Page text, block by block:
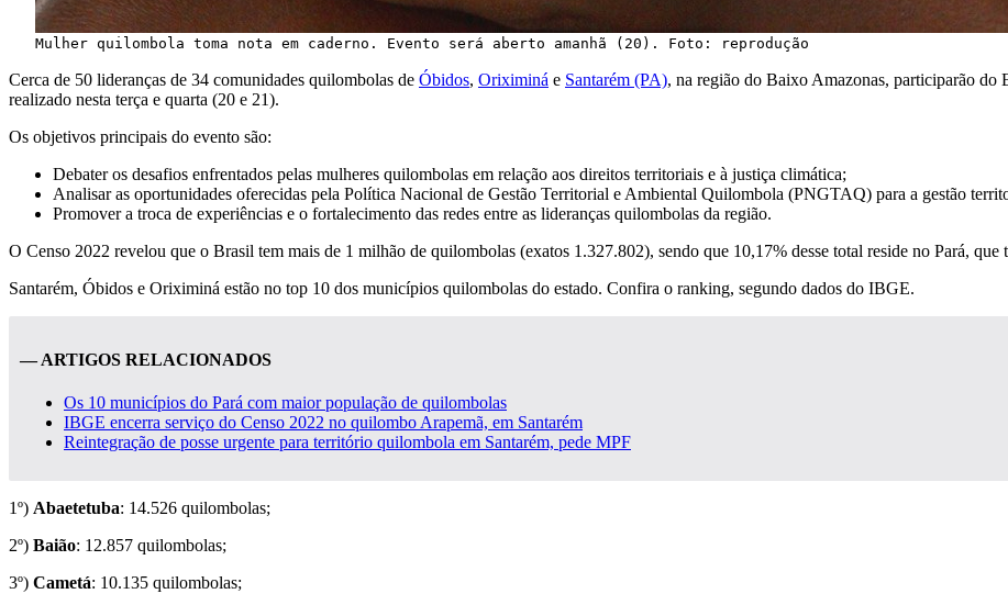
Mulher quilombola toma nota em caderno. Evento será aberto amanhã (20). Foto: reprodução
Cerca de 50 lideranças de 34 comunidades quilombolas de Óbidos, Oriximiná e Santarém (PA), na região do Baixo Amazonas, participarão do
realizado nesta terça e quarta (20 e 21).
Os objetivos principais do evento são:
Debater os desafios enfrentados pelas mulheres quilombolas em relação aos direitos territoriais e à justiça climática;
Analisar as oportunidades oferecidas pela Política Nacional de Gestão Territorial e Ambiental Quilombola (PNGTAQ) para a gestão
Promover a troca de experiências e o fortalecimento das redes entre as lideranças quilombolas da região.
O Censo 2022 revelou que o Brasil tem mais de 1 milhão de quilombolas (exatos 1.327.802), sendo que 10,17% desse total reside no Pará,
Santarém, Óbidos e Oriximiná estão no top 10 dos municípios quilombolas do estado. Confira o ranking, segundo dados do IBGE.
— ARTIGOS RELACIONADOS
Os 10 municípios do Pará com maior população de quilombolas
IBGE encerra serviço do Censo 2022 no quilombo Arapemã, em Santarém
Reintegração de posse urgente para território quilombola em Santarém, pede MPF
1º) Abaetetuba: 14.526 quilombolas;
2º) Baião: 12.857 quilombolas;
3º) Cametá: 10.135 quilombolas;